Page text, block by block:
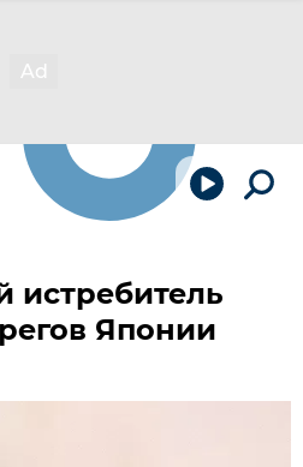
истребитель
Японии